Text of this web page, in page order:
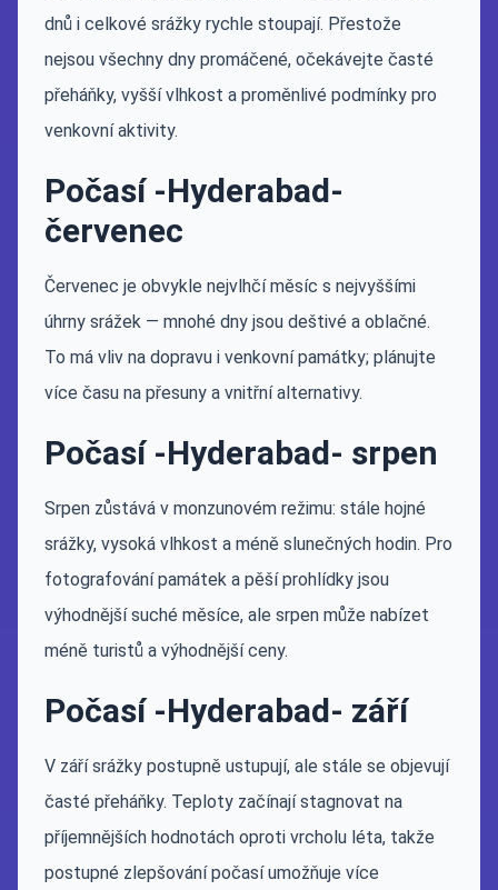
dnů i celkové srážky rychle stoupají. Přestože
nejsou všechny dny promáčené, očekávejte časté
přeháňky, vyšší vlhkost a proměnlivé podmínky pro
venkovní aktivity.
Počasí -Hyderabad-
červenec
Červenec je obvykle nejvlhčí měsíc s nejvyššími
úhrny srážek — mnohé dny jsou deštivé a oblačné.
To má vliv na dopravu i venkovní památky; plánujte
více času na přesuny a vnitřní alternativy.
Počasí -Hyderabad- srpen
Srpen zůstává v monzunovém režimu: stále hojné
srážky, vysoká vlhkost a méně slunečných hodin. Pro
fotografování památek a pěší prohlídky jsou
výhodnější suché měsíce, ale srpen může nabízet
méně turistů a výhodnější ceny.
Počasí -Hyderabad- září
V září srážky postupně ustupují, ale stále se objevují
časté přeháňky. Teploty začínají stagnovat na
příjemnějších hodnotách oproti vrcholu léta, takže
postupné zlepšování počasí umožňuje více